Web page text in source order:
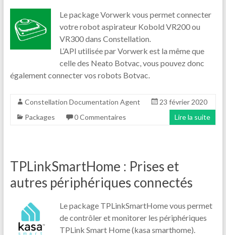
Le package Vorwerk vous permet connecter
votre robot aspirateur Kobold VR200 ou
VR300 dans Constellation.
L’API utilisée par Vorwerk est la même que
celle des Neato Botvac, vous pouvez donc
également connecter vos robots Botvac.
Constellation Documentation Agent
23 février 2020
Packages
0 Commentaires Lire la suite
TPLinkSmartHome : Prises et
autres périphériques connectés
Le package TPLinkSmartHome vous permet
de contrôler et monitorer les périphériques
TPLink Smart Home (kasa smarthome).